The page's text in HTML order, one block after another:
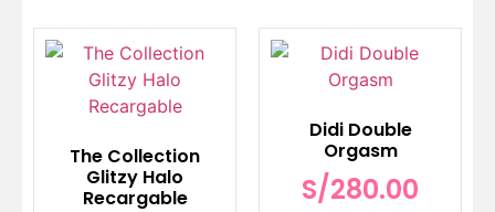
The Collection
Glitzy Halo
Recargable
Didi Double
Orgasm
S/280.00